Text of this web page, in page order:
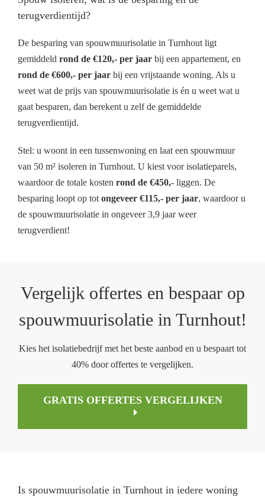
terugverdientijd?
De besparing van spouwmuurisolatie in Turnhout ligt
gemiddeld rond de €120,- per jaar bij een appartement, en
rond de €600,- per jaar bij een vrijstaande woning. Als u
weet wat de prijs van spouwmuurisolatie is én u weet wat u
gaat besparen, dan berekent u zelf de gemiddelde
terugverdientijd.
Stel: u woont in een tussenwoning en laat een spouwmuur
van 50 m² isoleren in Turnhout. U kiest voor isolatieparels,
waardoor de totale kosten rond de €450,- liggen. De
besparing loopt op totongeveer €115,- per jaar, waardoor u
de spouwmuurisolatie in ongeveer 3,9 jaar weer
terugverdient!
Vergelijk offertes en bespaar op
spouwmuurisolatie in Turnhout!
Kies het isolatiebedrijf met het beste aanbod en u bespaart tot
40% door offertes te vergelijken.
GRATIS OFFERTES VERGELIJKEN
Is spouwmuurisolatie in Turnhout in iedere woning